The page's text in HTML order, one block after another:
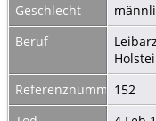
Geschlecht
Beruf
Referenznummer152